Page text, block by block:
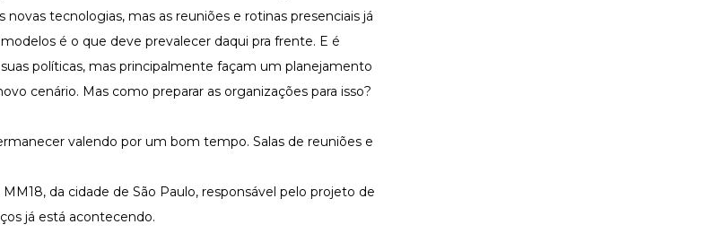
tecnologias, mas as reuniões e rotinas presenciais já
é o que deve prevalecer daqui pra frente. E é
políticas, mas principalmente façam um planejamento
cenário. Mas como preparar as organizações para isso?
valendo por um bom tempo. Salas de reuniões e
da cidade de São Paulo, responsável pelo projeto de
já está acontecendo.